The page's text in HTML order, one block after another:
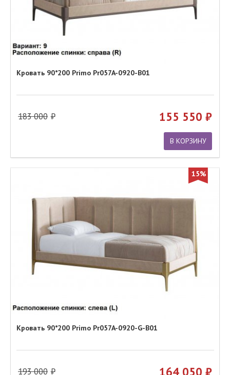
Кровать 90*200 Primo Pr057A-0920-B01
183 000 155 550
В КОРЗИНУ
15%
Кровать 90*200 Primo Pr057A-0920-G-B01
193 000 164 050